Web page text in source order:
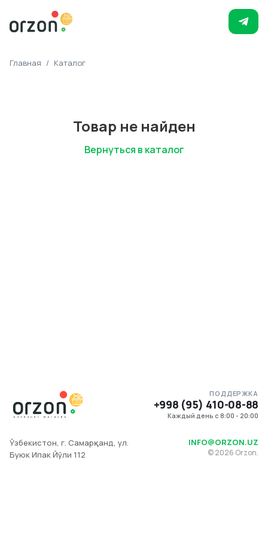
Главная / Каталог
Товар не найден
Вернуться в каталог
ПОДДЕРЖКА
+998 (95) 410-08-88
Каждый день с 8:00 - 20:00
Ўзбекистон, г. Самарқанд, ул.
Буюк Ипак Йўли 112
INFO@ORZON.UZ
©2026 Orzon.